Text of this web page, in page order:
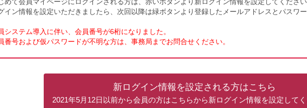
イン情報を設定いただきましたら、次回以降は緑ボタンより登録したメールアドレスとパスワー
システム導入に伴い、会員番号が6桁になりました。
番号および仮パスワードが不明な方は、事務局までお問合せください。
新ログイン情報を設定される方はこちら
2021年5月12日以前から会員の方はこちらから新ログイン情報を設定してく